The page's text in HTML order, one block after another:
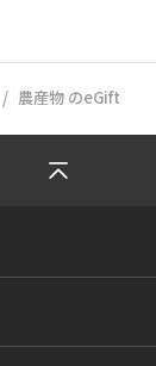
農産物 のeGift